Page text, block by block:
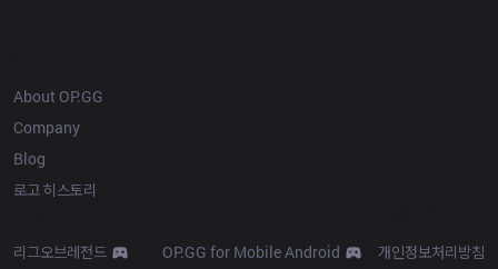
About OP.GG
Company
Blog
로고 히스토리
리그오브레전드
OP.GG for Mobile Android
개인정보처리방침